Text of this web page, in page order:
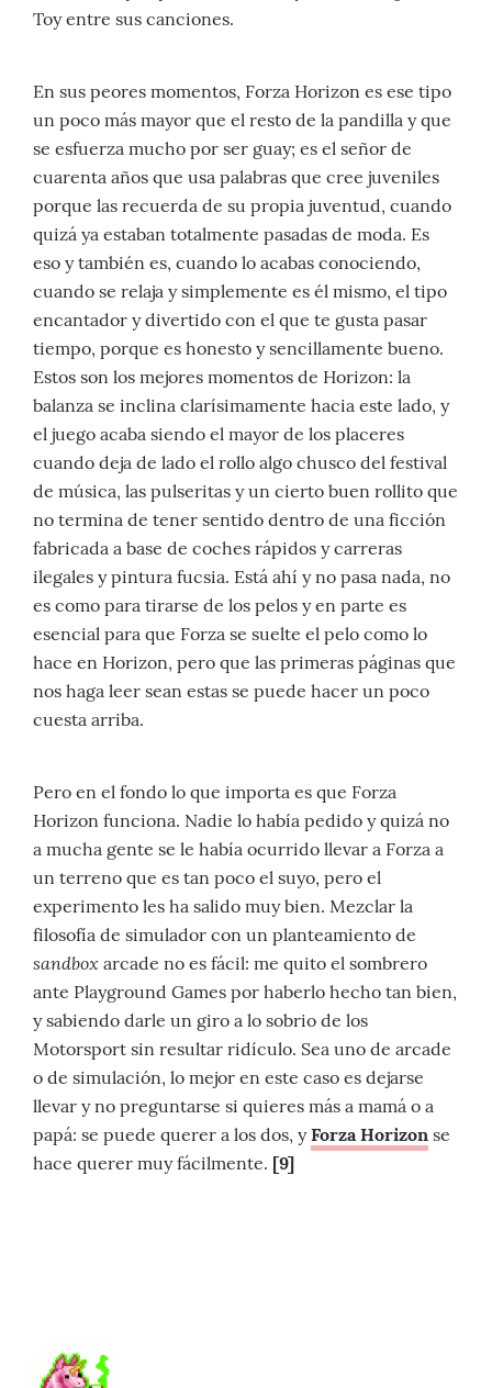
Toy entre sus canciones.
En sus peores momentos, Forza Horizon es ese tipo
un poco más mayor que el resto de la pandilla y que
se esfuerza mucho por ser guay; es el señor de
cuarenta años que usa palabras que cree juveniles
porque las recuerda de su propia juventud, cuando
quizá ya estaban totalmente pasadas de moda. Es
eso y también es, cuando lo acabas conociendo,
cuando se relaja y simplemente es él mismo, el tipo
encantador y divertido con el que te gusta pasar
tiempo, porque es honesto y sencillamente bueno.
Estos son los mejores momentos de Horizon: la
balanza se inclina clarísimamente hacia este lado, y
el juego acaba siendo el mayor de los placeres
cuando deja de lado el rollo algo chusco del festival
de música, las pulseritas y un cierto buen rollito que
no termina de tener sentido dentro de una ficción
fabricada a base de coches rápidos y carreras
ilegales y pintura fucsia. Está ahí y no pasa nada, no
es como para tirarse de los pelos y en parte es
esencial para que Forza se suelte el pelo como lo
hace en Horizon, pero que las primeras páginas que
nos haga leer sean estas se puede hacer un poco
cuesta arriba.
Pero en el fondo lo que importa es que Forza
Horizon funciona. Nadie lo había pedido y quizá no
a mucha gente se le había ocurrido llevar a Forza a
un terreno que es tan poco el suyo, pero el
experimento les ha salido muy bien. Mezclar la
filosofía de simulador con un planteamiento de
sandbox arcade no es fácil: me quito el sombrero
ante Playground Games por haberlo hecho tan bien,
y sabiendo darle un giro a lo sobrio de los
Motorsport sin resultar ridículo. Sea uno de arcade
o de simulación, lo mejor en este caso es dejarse
llevar y no preguntarse si quieres más a mamá o a
papá: se puede querer a los dos, yForza Horizon se
hace querer muy fácilmente. [9]